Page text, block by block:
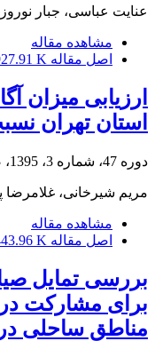
عنایت عباسی، جبار
مشاهده مقاله
اصل مقاله K
ارزیابی میزان
استان تهران
دوره 47، شماره 3، 1395، صفحه
مریم شیرخانی،
مشاهده مقاله
اصل مقاله K
بررسی تمایل
برای مشارکت
مناطق ساحلی